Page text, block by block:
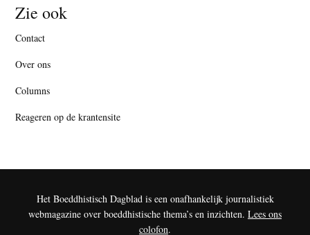
Zie ook
Contact
Over ons
Columns
Reageren op de krantensite
Het Boeddhistisch Dagblad is een onafhankelijk journalistiek
webmagazine over boeddhistische thema’s en inzichten. Lees ons
colofon.